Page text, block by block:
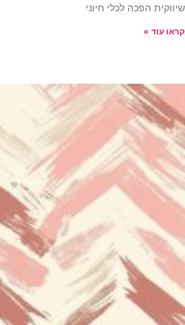
שיווקית הפכה לכלי חיוני
קראו עוד »